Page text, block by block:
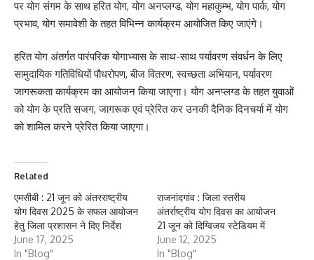
पर योग संगम के साथ हरित योग, योग अनप्लग्ड, योग महाकुम्भ, योग पार्क, योग
प्रभाव, योग समावेशी के तहत विभिन्न कार्यक्रम आयोजित किए जाएंगे।
हरित योग अंतर्गत पारंपरिक योगाभ्यास के साथ-साथ पर्यावरण संवर्धन के लिए
सामुदायिक गतिविधियों पौधरोपण, बीज वितरण, स्वच्छता अभियान, पर्यावरण
जागरूकता कार्यक्रम का आयोजन किया जाएगा। योग अनप्लग्ड के तहत युवाओं
को योग के प्रति सजग, जागरूक एवं प्रेरित कर उनकी दैनिक दिनचर्या में योग
को शामिल करने प्रेरित किया जाएगा।
Related
एमसीबी : 21 जून को अंतरराष्ट्रीय
योग दिवस 2025 के सफल आयोजन
हेतु जिला प्रशासन ने दिए निर्देश
June 17, 2025
In "Blog"
राजनांदगांव : जिला स्तरीय
अंतर्राष्ट्रीय योग दिवस का आयोजन
21 जून को दिग्विजय स्टेडियम में
June 12, 2025
In "Blog"